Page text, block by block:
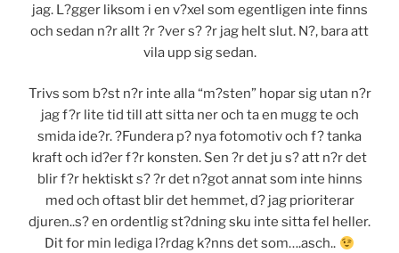
jag. L?gger liksom i en v?xel som egentligen inte finns
och sedan n?r allt ?r ?ver s? ?r jag helt slut. N?, bara att
vila upp sig sedan.
Trivs som b?st n?r inte alla “m?sten” hopar sig utan n?r
jag f?r lite tid till att sitta ner och ta en mugg te och
smida ide?r. ?Fundera p? nya fotomotiv och f? tanka
kraft och id?er f?r konsten. Sen ?r det ju s? att n?r det
blir f?r hektiskt s? ?r det n?got annat som inte hinns
med och oftast blir det hemmet, d? jag prioriterar
djuren..s? en ordentlig st?dning sku inte sitta fel heller.
Dit for min lediga l?rdag k?nns det som….asch..